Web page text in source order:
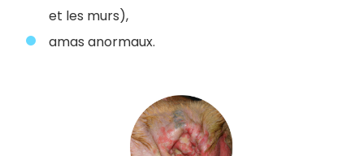
et les murs),
amas anormaux.